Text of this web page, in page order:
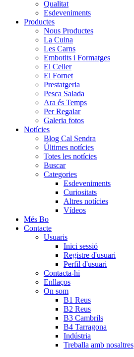
Qualitat
Esdeveniments
Productes
Nous Productes
La Cuina
Les Carns
Embotits i Formatges
El Celler
El Fornet
Prestatgeria
Pesca Salada
Ara és Temps
Per Regalar
Galeria fotos
Notícies
Blog Cal Sendra
Últimes notícies
Totes les notícies
Buscar
Categories
Esdeveniments
Curiositats
Altres notícies
Vídeos
Més Bo
Contacte
Usuaris
Inici sessió
Registre d'usuari
Perfil d'usuari
Contacta-hi
Enllaços
On som
B1 Reus
B2 Reus
B3 Cambrils
B4 Tarragona
Indústria
Treballa amb nosaltres